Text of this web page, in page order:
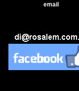
email